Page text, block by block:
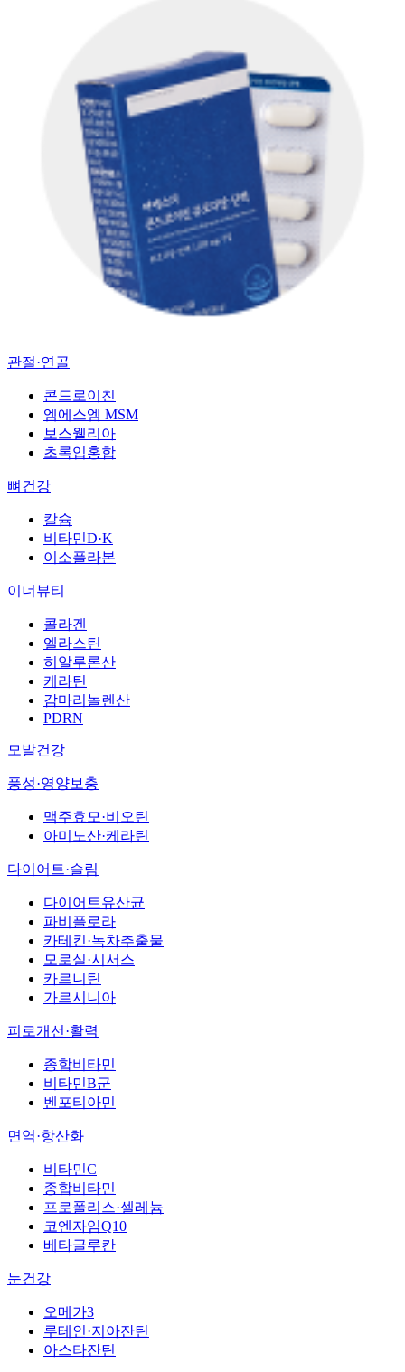
관절·연골
콘드로이친
엠에스엠 MSM
보스웰리아
초록입홍합
뼈건강
칼슘
비타민D·K
이소플라본
이너뷰티
콜라겐
엘라스틴
히알루론산
케라틴
감마리놀렌산
PDRN
모발건강
풍성·영양보충
맥주효모·비오틴
아미노산·케라틴
다이어트·슬림
다이어트유산균
파비플로라
카테킨·녹차추출물
모로실·시서스
카르니틴
가르시니아
피로개선·활력
종합비타민
비타민B군
벤포티아민
면역·항산화
비타민C
종합비타민
프로폴리스·셀레늄
코엔자임Q10
베타글루칸
눈건강
오메가3
루테인·지아잔틴
아스타잔틴